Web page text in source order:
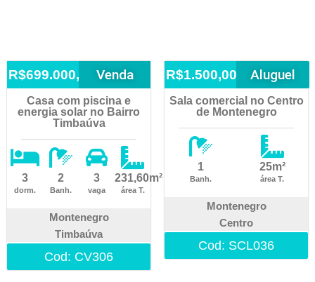
R$699.000,00 Venda
Casa com piscina e
energia solar no Bairro
Timbaúva
3
dorm.
2
Banh.
3
vaga
231,60m²
área T.
Montenegro
Timbaúva
Cod: CV306
R$1.500,00 Aluguel
Sala comercial no Centro
de Montenegro
1
Banh.
25m²
área T.
Montenegro
Centro
Cod: SCL036